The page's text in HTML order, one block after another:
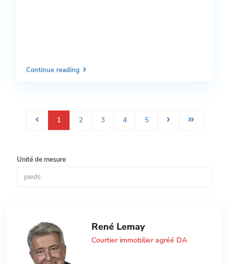
Continue reading
1 2 3 4 5
Unité de mesure
René Lemay
Courtier immobilier agréé DA